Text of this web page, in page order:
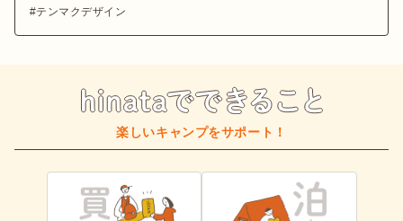
テンマクデザイン
楽しいキャンプをサポート！